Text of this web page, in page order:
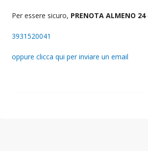
Per essere sicuro, PRENOTA ALMENO
3931520041
oppure clicca qui per inviare un email